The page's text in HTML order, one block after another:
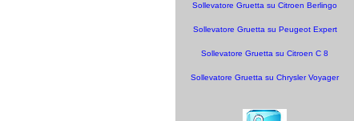
Sollevatore Gruetta su Citroen Berlingo
Sollevatore Gruetta su Peugeot Expert
Sollevatore Gruetta su Citroen C 8
Sollevatore Gruetta su Chrysler Voyager